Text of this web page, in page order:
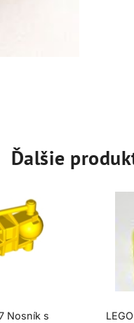
Ďalšie
Nosník s